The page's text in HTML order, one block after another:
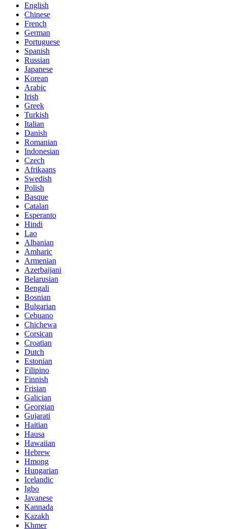
English
Chinese
French
German
Portuguese
Spanish
Russian
Japanese
Korean
Arabic
Irish
Greek
Turkish
Italian
Danish
Romanian
Indonesian
Czech
Afrikaans
Swedish
Polish
Basque
Catalan
Esperanto
Hindi
Lao
Albanian
Amharic
Armenian
Azerbaijani
Belarusian
Bengali
Bosnian
Bulgarian
Cebuano
Chichewa
Corsican
Croatian
Dutch
Estonian
Filipino
Finnish
Frisian
Galician
Georgian
Gujarati
Haitian
Hausa
Hawaiian
Hebrew
Hmong
Hungarian
Icelandic
Igbo
Javanese
Kannada
Kazakh
Khmer